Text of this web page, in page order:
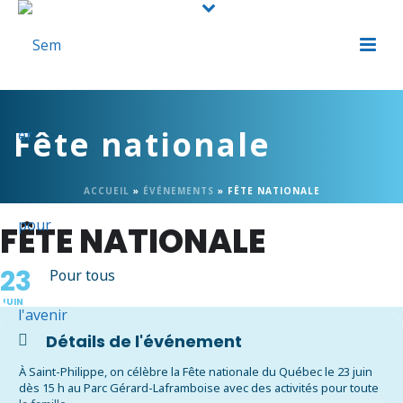
Fête nationale
ACCUEIL » ÉVÉNEMENTS » FÊTE NATIONALE
FÊTE NATIONALE
23
JUIN
Pour tous
Détails de l'événement
À Saint-Philippe, on célèbre la Fête nationale du Québec le 23 juin
dès 15 h au Parc Gérard-Laframboise avec des activités pour toute